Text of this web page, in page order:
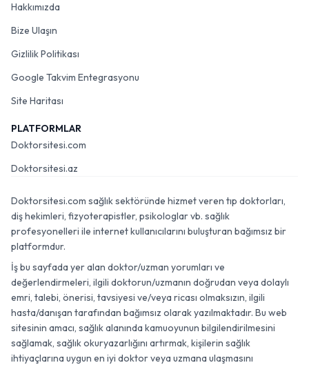
Hakkımızda
Bize Ulaşın
Gizlilik Politikası
Google Takvim Entegrasyonu
Site Haritası
PLATFORMLAR
Doktorsitesi.com
Doktorsitesi.az
Doktorsitesi.com sağlık sektöründe hizmet veren tıp doktorları,
diş hekimleri, fizyoterapistler, psikologlar vb. sağlık
profesyonelleri ile internet kullanıcılarını buluşturan bağımsız bir
platformdur.
İş bu sayfada yer alan doktor/uzman yorumları ve
değerlendirmeleri, ilgili doktorun/uzmanın doğrudan veya dolaylı
emri, talebi, önerisi, tavsiyesi ve/veya ricası olmaksızın, ilgili
hasta/danışan tarafından bağımsız olarak yazılmaktadır. Bu web
sitesinin amacı, sağlık alanında kamuoyunun bilgilendirilmesini
sağlamak, sağlık okuryazarlığını artırmak, kişilerin sağlık
ihtiyaçlarına uygun en iyi doktor veya uzmana ulaşmasını